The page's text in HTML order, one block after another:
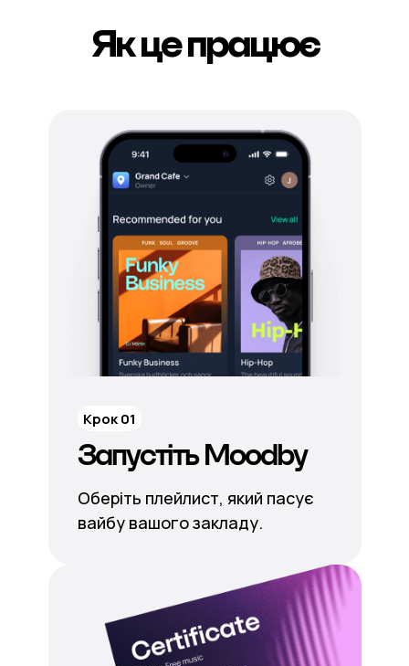
Як це працює
Запустіть Moodby
Оберіть плейлист, який пасує
вайбу вашого закладу.
Крок 01